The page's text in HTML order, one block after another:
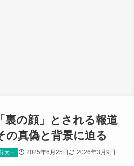
裏の顔」とされる報道
の真偽と背景に迫る
太一 2025年6月25日 2026年3月9日